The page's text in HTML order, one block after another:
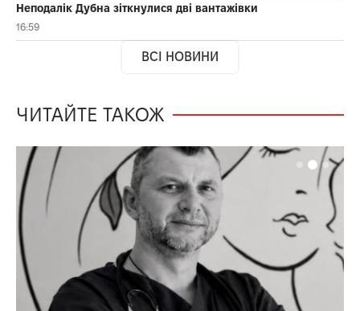
Неподалік Дубна зіткнулися дві вантажівки
16:59
ВСІ НОВИНИ
ЧИТАЙТЕ ТАКОЖ